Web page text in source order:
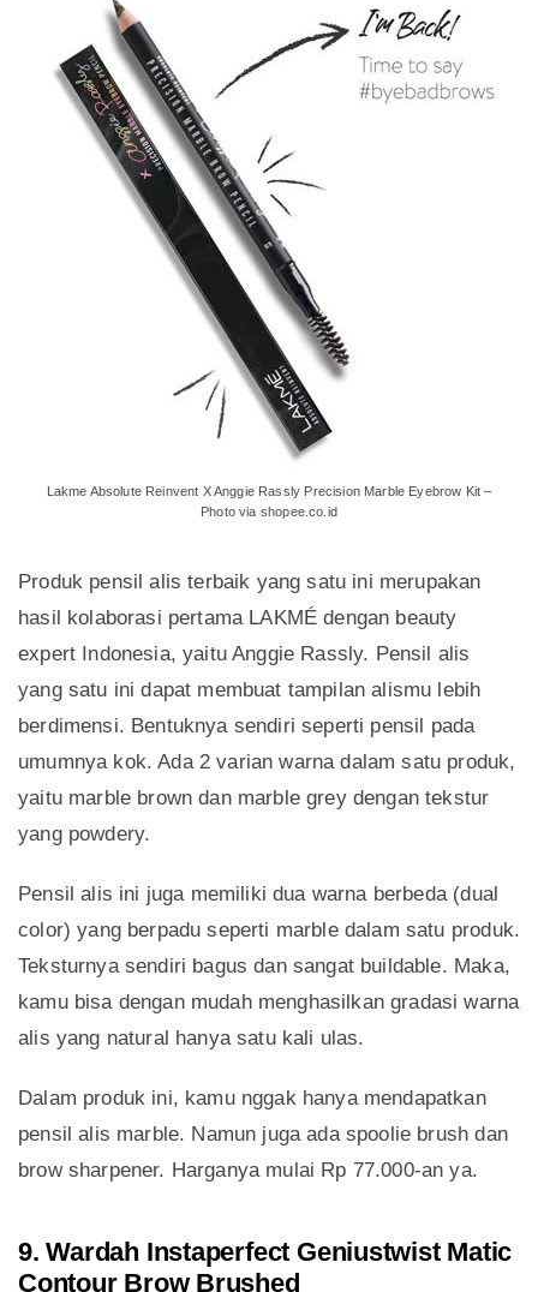
Lakme Absolute Reinvent X Anggie Rassly Precision Marble Eyebrow Kit –
Photo via shopee.co.id
Produk pensil alis terbaik yang satu ini merupakan
hasil kolaborasi pertama LAKMÉ dengan beauty
expert Indonesia, yaitu Anggie Rassly. Pensil alis
yang satu ini dapat membuat tampilan alismu lebih
berdimensi. Bentuknya sendiri seperti pensil pada
umumnya kok. Ada 2 varian warna dalam satu produk,
yaitu marble brown dan marble grey dengan tekstur
yang powdery.
Pensil alis ini juga memiliki dua warna berbeda (dual
color) yang berpadu seperti marble dalam satu produk.
Teksturnya sendiri bagus dan sangat buildable. Maka,
kamu bisa dengan mudah menghasilkan gradasi warna
alis yang natural hanya satu kali ulas.
Dalam produk ini, kamu nggak hanya mendapatkan
pensil alis marble. Namun juga ada spoolie brush dan
brow sharpener. Harganya mulai Rp 77.000-an ya.
9. Wardah Instaperfect Geniustwist Matic
Contour Brow Brushed